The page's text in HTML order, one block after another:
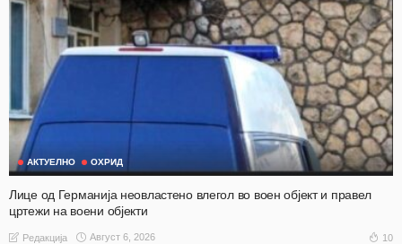
АКТУЕЛНО ОХРИД
Лице од Германија неовластено влегол во воен објект и правел
цртежи на воени објекти
Редакција Август 6, 2026 10